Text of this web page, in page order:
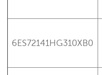
6ES72141HG310XB0